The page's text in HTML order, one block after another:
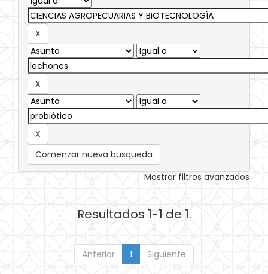
Comenzar nueva busqueda
Mostrar filtros avanzados
Resultados 1-1 de 1.
Anterior 1 Siguiente